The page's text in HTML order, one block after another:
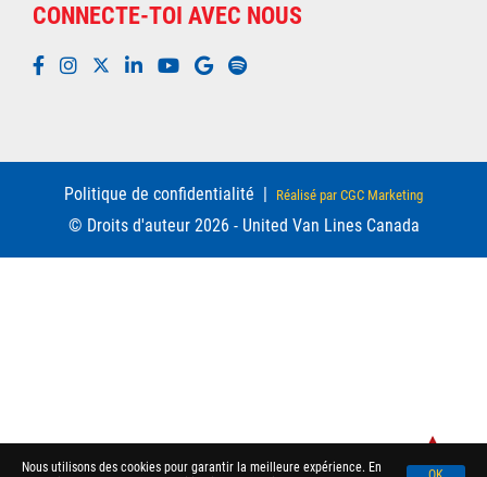
CONNECTE-TOI AVEC NOUS
Politique de confidentialité | Réalisé par CGC Marketing
Nous utilisons des cookies pour garantir la meilleure expérience. En
© Droits d'auteur 2026 - United Van Lines Canada